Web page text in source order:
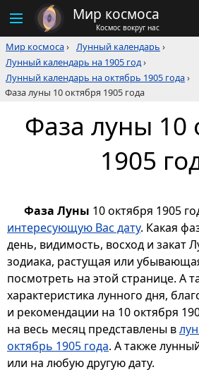
Мир космоса
Космос вокруг нас
Мир космоса› Лунный календарь ›
Лунный календарь на 1905 год›
Лунный календарь на октябрь 1905 года›
Фаза луны 10 октября 1905 года
Фаза луны 10
1905
Фаза Луны 10 октября 1905
интересующую Вас дату. Какая
день, видимость, восход и закат
зодиака, растущая или
посмотреть на этой странице. А
характеристика лунного дня,
и рекомендации на 10 октября
на весь месяц представлены в
октябрь 1905 года. А также
или на любую другую дату.